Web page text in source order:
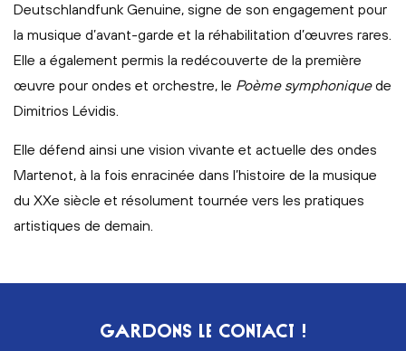
Deutschlandfunk Genuine, signe de son engagement pour
la musique d’avant-garde et la réhabilitation d’œuvres rares.
Elle a également permis la redécouverte de la première
œuvre pour ondes et orchestre, le Poème symphoniquede
Dimitrios Lévidis.
Elle défend ainsi une vision vivante et actuelle des ondes
Martenot, à la fois enracinée dans l’histoire de la musique
du XXe siècle et résolument tournée vers les pratiques
artistiques de demain.
GARDONS LE CONTACT !